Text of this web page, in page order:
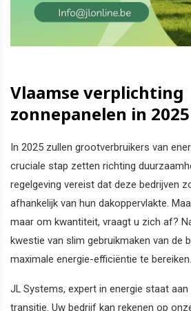
Vlaamse verplichting
zonnepanelen in 2025
In 2025 zullen grootverbruikers van
cruciale stap zetten richting
regelgeving vereist dat deze bedrijven
afhankelijk van hun dakoppervlakte.
maar om kwantiteit, vraagt u zich af?
kwestie van slim gebruikmaken van de
maximale energie-efficiëntie te bereiken.
JL Systems, expert in energie staat
transitie. Uw bedrijf kan rekenen op